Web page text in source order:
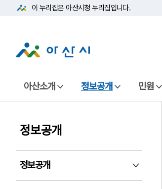
이 누리집은 아산시청 누리집입니다.
아산소개 정보공개 민원
정보공개
정보공개